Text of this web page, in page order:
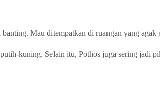
Mau ditempatkan di ruangan yang
kuning. Selain itu, Pothos juga sering jadi